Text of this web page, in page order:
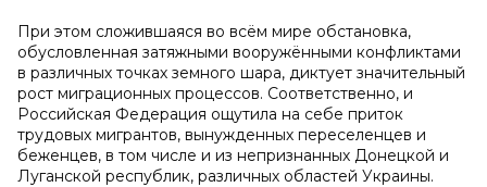
При этом сложившаяся во всём мире обстановка,
обусловленная затяжными вооружёнными конфликтами
в различных точках земного шара, диктует значительный
рост миграционных процессов. Соответственно, и
Российская Федерация ощутила на себе приток
трудовых мигрантов, вынужденных переселенцев и
беженцев, в том числе и из непризнанных Донецкой и
Луганской республик, различных областей Украины.